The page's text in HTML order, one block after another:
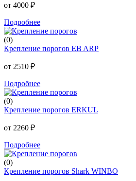
от 4000 ₽
Подробнее
(0)
Крепление порогов EB ARP
от 2510 ₽
Подробнее
(0)
Крепление порогов ERKUL
от 2260 ₽
Подробнее
(0)
Крепление порогов Shark WINBO